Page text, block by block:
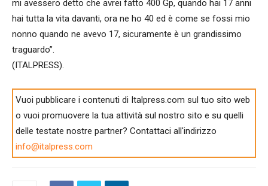
mi avessero detto che avrei fatto 400 Gp, quando hai 17 anni
hai tutta la vita davanti, ora ne ho 40 ed è come se fossi mio
nonno quando ne avevo 17, sicuramente è un grandissimo
traguardo”.
(ITALPRESS).
Vuoi pubblicare i contenuti di Italpress.com sul tuo sito web
o vuoi promuovere la tua attività sul nostro sito e su quelli
delle testate nostre partner? Contattaci all'indirizzo
info@italpress.com